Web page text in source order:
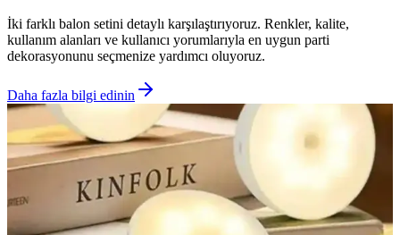
İki farklı balon setini detaylı karşılaştırıyoruz. Renkler, kalite,
kullanım alanları ve kullanıcı yorumlarıyla en uygun parti
dekorasyonunu seçmenize yardımcı oluyoruz.
Daha fazla bilgi edinin